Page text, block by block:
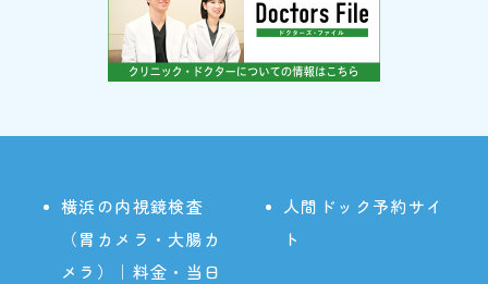
横浜の内視鏡検査
（胃カメラ・大腸カ
メラ）｜料金・当日
人間ドック予約サイ
ト